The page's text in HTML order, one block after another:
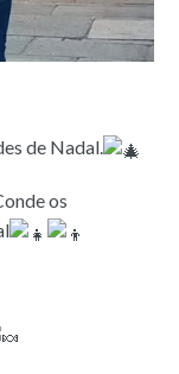
de Nadal.
os